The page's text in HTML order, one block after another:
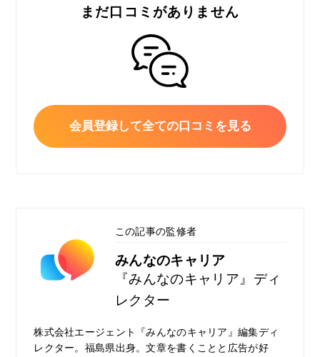
まだ口コミがありません
会員登録して全ての口コミを見る
この記事の監修者
みんなのキャリア
『みんなのキャリア』ディ
レクター
株式会社エージェント『みんなのキャリア』編集ディ
レクター。福島県出身。文章を書くことと広告が好